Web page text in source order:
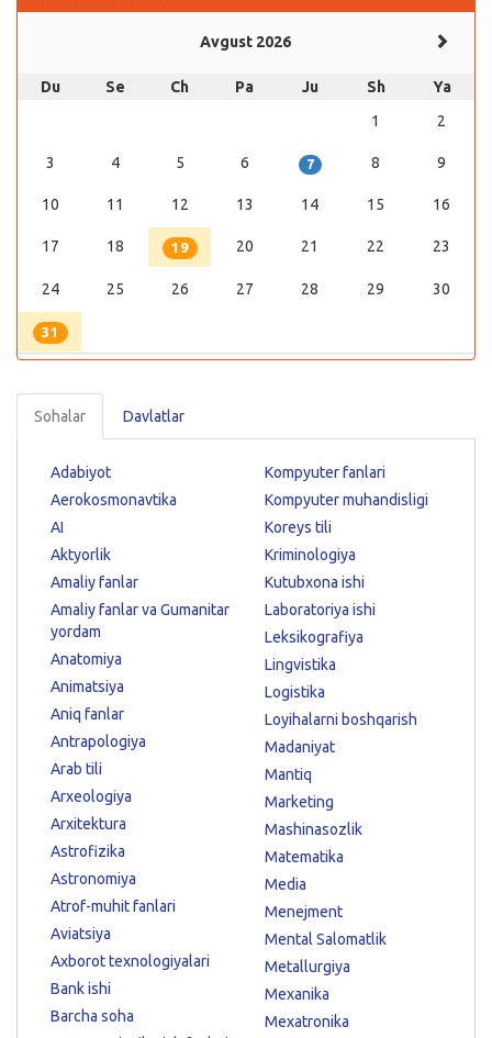
Avgust 2026
Du Se Ch Pa Ju Sh
Ya
1
2
3 4 5 6 7 8 9
10 11 12 13 14 15 16
17 18 19 20 21 22 23
24 25 26 27 28 29 30
31
Sohalar Davlatlar
Adabiyot
Aerokosmonavtika
AI
Aktyorlik
Amaliy fanlar
Amaliy fanlar va Gumanitar
yordam
Anatomiya
Animatsiya
Aniq fanlar
Antrapologiya
Arab tili
Arxeologiya
Arxitektura
Astrofizika
Astronomiya
Atrof-muhit fanlari
Aviatsiya
Axborot texnologiyalari
Bank ishi
Barcha soha
Kompyuter fanlari
Kompyuter muhandisligi
Koreys tili
Kriminologiya
Kutubxona ishi
Laboratoriya ishi
Leksikografiya
Lingvistika
Logistika
Loyihalarni boshqarish
Madaniyat
Mantiq
Marketing
Mashinasozlik
Matematika
Media
Menejment
Mental Salomatlik
Metallurgiya
Mexanika
Mexatronika